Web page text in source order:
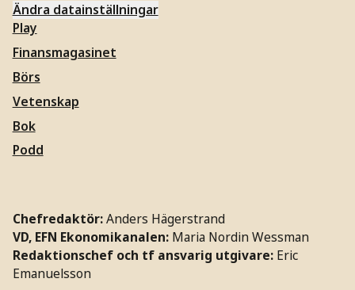
Ändra datainställningar
Play
Finansmagasinet
Börs
Vetenskap
Bok
Podd
Chefredaktör:Anders Hägerstrand
VD, EFN Ekonomikanalen: Maria Nordin Wessman
Redaktionschef och tf ansvarig utgivare: Eric
Emanuelsson